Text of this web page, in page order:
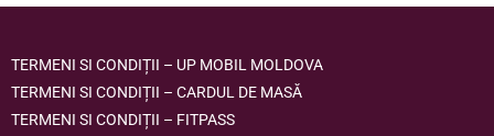
TERMENI SI CONDIȚII – UP MOBIL MOLDOVA
TERMENI SI CONDIȚII – CARDUL DE MASĂ
TERMENI SI CONDIȚII – FITPASS